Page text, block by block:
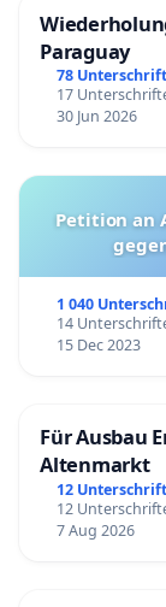
Paraguay
78
17
30 Jun 2026
Petition an
1 040
14
15 Dec 2023
Für Ausbau
Altenmarkt
12
12
7 Aug 2026